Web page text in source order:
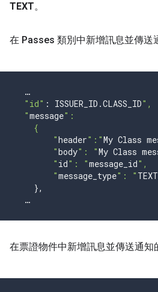
TEXT。
在 Passes 類別中新增訊息並傳送
…
"id" : ISSUER_ID .CLASS_ID",
  "
message":
    {
        "
header":"My Class
        "
body": "My Class
        "
id": "message_id",
        "
message_type": "
},
…
在票證物件中新增訊息並傳送通知